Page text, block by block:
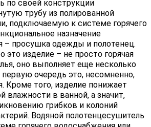
по своей конструкции
трубу из полированной
подключаемую к системе горячего
назначение
– просушка одежды и полотенец.
это изделие – не просто горячая
оно выполняет еще несколько
очередь это, несомненно,
Кроме того, изделие понижает
влажности в ванной, а значит,
грибков и колоний
Водяной полотенцесушитель